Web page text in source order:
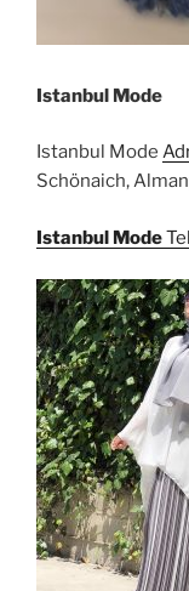
Istanbul Mode
Istanbul Mode
Schönaich,
Istanbul Mode